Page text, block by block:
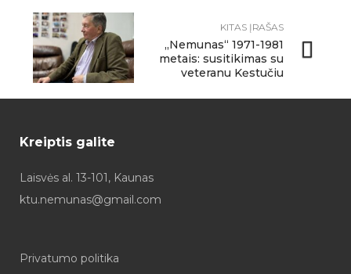
KITAS ĮRAŠAS
„Nemunas“ 1971-1981
metais: susitikimas su
veteranu Kęstučiu
Kreiptis galite
Laisvės al. 13-101, Kaunas
ktu.nemunas@gmail.com
Privatumo politika